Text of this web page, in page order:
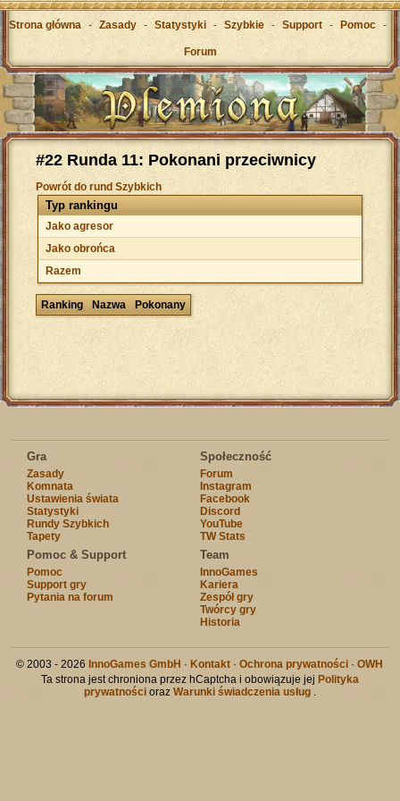
Strona główna - Zasady - Statystyki - Szybkie - Support - Pomoc -
Forum
#22 Runda 11: Pokonani przeciwnicy
Powrót do rund Szybkich
Typ rankingu
Jako agresor
Jako obrońca
Razem
Ranking Nazwa Pokonany
Gra
Zasady
Komnata
Ustawienia świata
Statystyki
Rundy Szybkich
Tapety
Społeczność
Forum
Instagram
Facebook
Discord
YouTube
TW Stats
Pomoc & Support
Pomoc
Support gry
Pytania na forum
Team
InnoGames
Kariera
Zespół gry
Twórcy gry
Historia
© 2003 - 2026 InnoGames GmbH · Kontakt ·Ochrona prywatności ·OWH
Ta strona jest chroniona przez hCaptcha i obowiązuje jej Polityka
prywatnościoraz Warunki świadczenia usług.